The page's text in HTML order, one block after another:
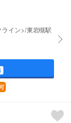
イン>/東岩槻駅